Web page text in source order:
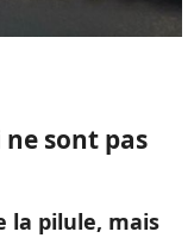
sont pas
la pilule, mais